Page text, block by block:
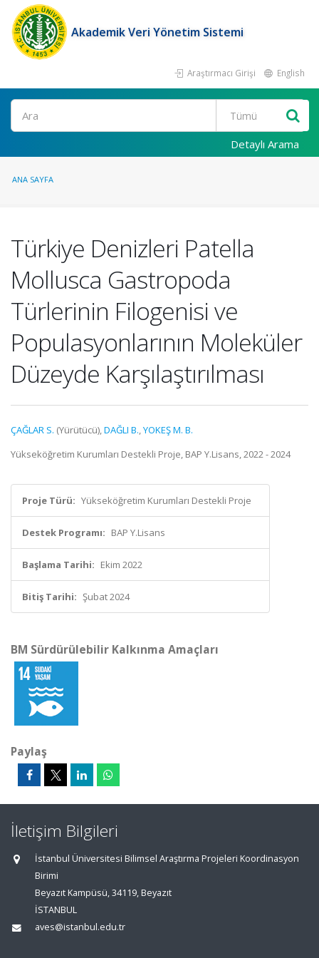
Akademik Veri Yönetim Sistemi
Araştırmacı Girişi English
Ara
Detaylı Arama
ANA SAYFA
Türkiye Denizleri Patella
Mollusca Gastropoda
Türlerinin Filogenisi ve
Populasyonlarının Moleküler
Düzeyde Karşılaştırılması
ÇAĞLAR S. (Yürütücü),DAĞLI B.,YOKEŞ M. B.
Yükseköğretim Kurumları Destekli Proje, BAP Y.Lisans, 2022 - 2024
Proje Türü: Yükseköğretim Kurumları Destekli Proje
Destek Programı: BAP Y.Lisans
Başlama Tarihi: Ekim 2022
Bitiş Tarihi: Şubat 2024
BM Sürdürülebilir Kalkınma Amaçları
Paylaş
İletişim Bilgileri
İstanbul Üniversitesi Bilimsel Araştırma Projeleri Koordinasyon
Birimi
Beyazıt Kampüsü, 34119, Beyazıt
İSTANBUL
aves@istanbul.edu.tr